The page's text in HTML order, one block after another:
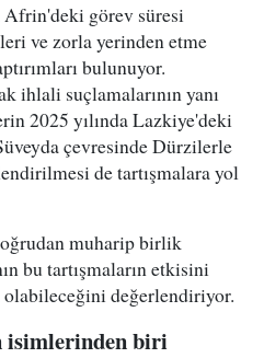
Afrin'deki görev süresi
ve zorla yerinden etme
bulunuyor.
ihlali suçlamalarının yanı
2025 yılında Lazkiye'deki
çevresinde Dürzilerle
de tartışmalara yol
muharip birlik
bu tartışmaların etkisini
değerlendiriyor.
isimlerinden biri